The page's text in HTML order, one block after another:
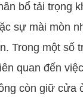
bổ tải trọng
sự mài mòn
Trong một số
quan đến
còn giữ cửa